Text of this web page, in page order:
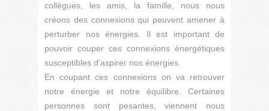
collègues, les amis, la famille, nous nous
créons des connexions qui peuvent amener à
perturber nos énergies. Il est important de
pouvoir couper ces connexions énergétiques
susceptibles d'aspirer nos énergies.
En coupant ces connexions on va retrouver
notre énergie et notre équilibre. Certaines
personnes sont pesantes, viennent nous